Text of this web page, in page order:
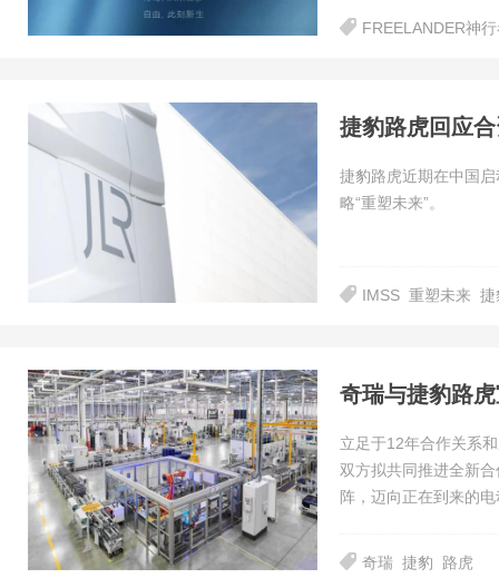
FREELANDER神
捷豹路虎回应
捷豹路虎近期在中国
略“重塑未来”。
IMSS 重塑未来 捷
奇瑞与捷豹路
立足于12年合作关系
双方拟共同推进全新
阵，迈向正在到来的
奇瑞 捷豹 路虎